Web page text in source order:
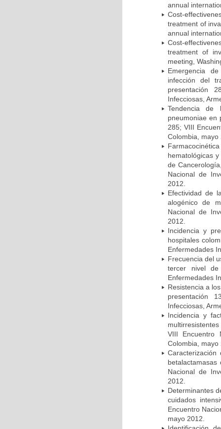
annual
Cost-
treatment of
annual
Cost-
treatment of
meeting,
Emergencia
infección del
presentación
Infecciosas,
Tendencia de
pneumoniae en
285; VIII
Colombia, mayo
hematológicas
de
Nacional de
2012.
Efectividad de
alogénico de
Nacional de
2012.
Incidencia y
hospitales
Enfermedades
Frecuencia del
tercer nivel de
Enfermedades
Resistencia a
presentación
Infecciosas,
Incidencia y
VIII Encuentro
Colombia, mayo
Nacional de
2012.
Determinantes
cuidados
Encuentro
mayo 2012.